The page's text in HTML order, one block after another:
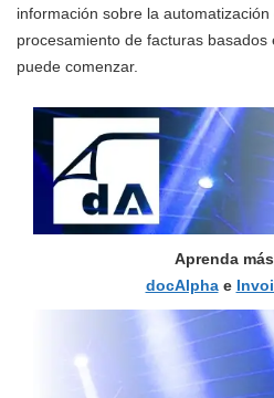
información sobre la
procesamiento de facturas
puede comenzar.
Aprenda
docAlphae